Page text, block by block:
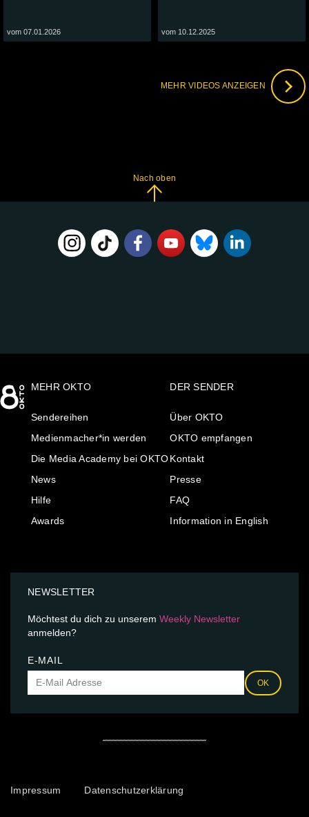
vom 07.01.2026 vom 10.12.2025
MEHR VIDEOS ANZEIGEN
Nach oben
MEHR OKTO
Sendereihen
Medienmacher*in werden
Die Media Academy bei OKTO
News
Hilfe
Awards
DER SENDER
Über OKTO
OKTO empfangen
Kontakt
Presse
FAQ
Information in English
NEWSLETTER
Möchtest du dich zu unserem Weekly Newsletter
anmelden?
E-MAIL
OK
Impressum Datenschutzerklärung